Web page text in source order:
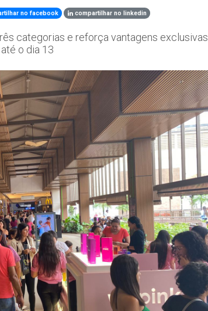
no facebook compartilhar no linkedin
categorias e reforça vantagens exclusivas
o dia 13